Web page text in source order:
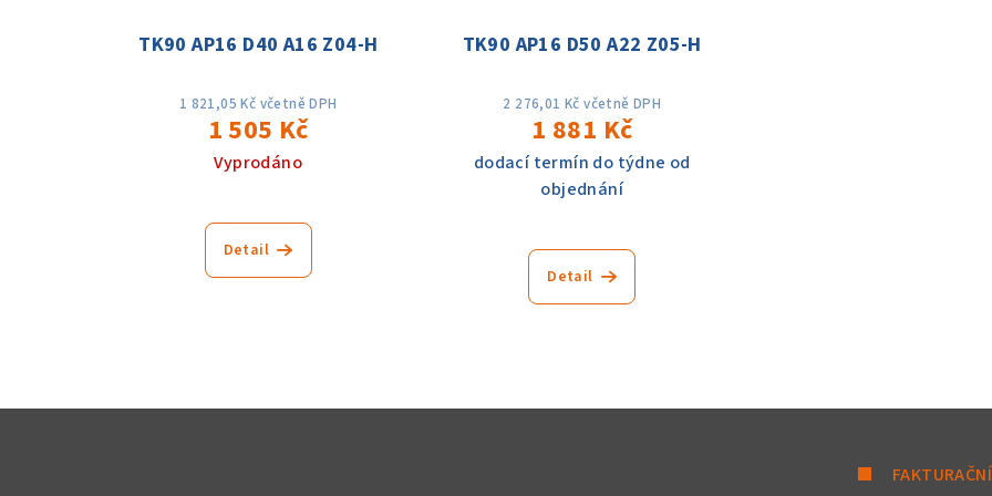
TK90 AP16 D40 A16 Z04-H
1 821,05 Kč včetně DPH
1 505 Kč
Vyprodáno
Detail
TK90 AP16 D50 A22 Z05-H
2 276,01 Kč včetně DPH
1 881 Kč
dodací termín do týdne od
objednání
Detail